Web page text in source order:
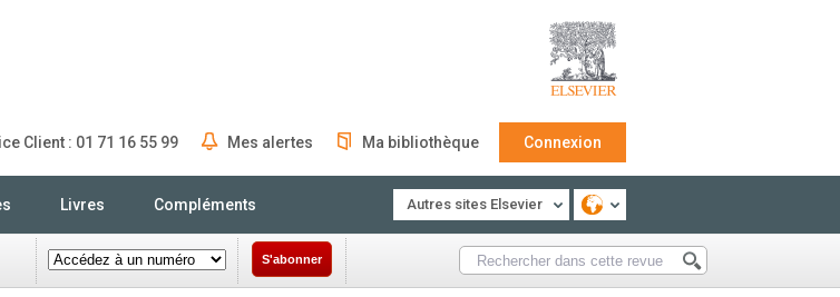
Client : 01 71 16 55 99 Mes alertes Ma bibliothèque Connexion
Livres Compléments Autres sites Elsevier
S'abonner